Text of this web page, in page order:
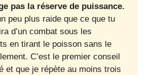
pas la réserve de puissance.
peu plus raide que ce que tu
d’un combat sous les
en tirant le poisson sans le
C’est le premier conseil
et que je répète au moins trois